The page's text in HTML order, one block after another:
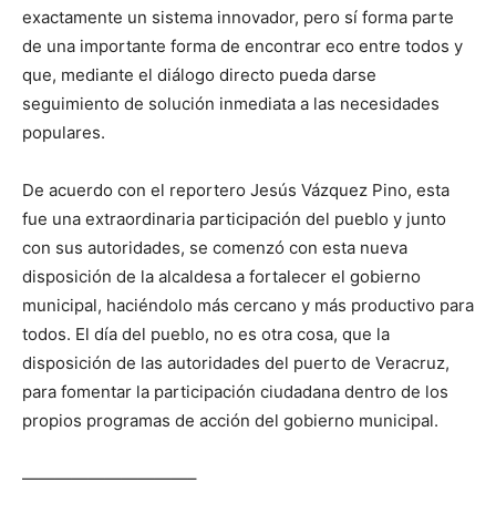
exactamente un sistema innovador, pero sí forma parte
de una importante forma de encontrar eco entre todos y
que, mediante el diálogo directo pueda darse
seguimiento de solución inmediata a las necesidades
populares.
De acuerdo con el reportero Jesús Vázquez Pino, esta
fue una extraordinaria participación del pueblo y junto
con sus autoridades, se comenzó con esta nueva
disposición de la alcaldesa a fortalecer el gobierno
municipal, haciéndolo más cercano y más productivo para
todos. El día del pueblo, no es otra cosa, que la
disposición de las autoridades del puerto de Veracruz,
para fomentar la participación ciudadana dentro de los
propios programas de acción del gobierno municipal.
——————————–